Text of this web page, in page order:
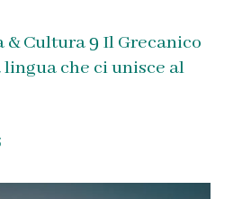
& Cultura9 Il Grecanico
che ci unisce al